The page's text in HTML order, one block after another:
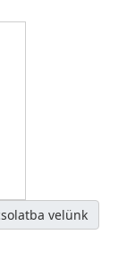
velünk